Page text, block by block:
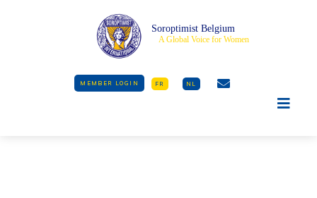
Soroptimist Belgium
A Global Voice for Women
MEMBER LOGIN FR NL